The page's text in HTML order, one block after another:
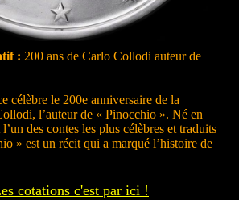
: 200 ans de Carlo Collodi auteur de
célèbre le 200e anniversaire de la
l’auteur de « Pinocchio ». Né en
des contes les plus célèbres et traduits
» est un récit qui a marqué l’histoire de
cotations c'est par ici !